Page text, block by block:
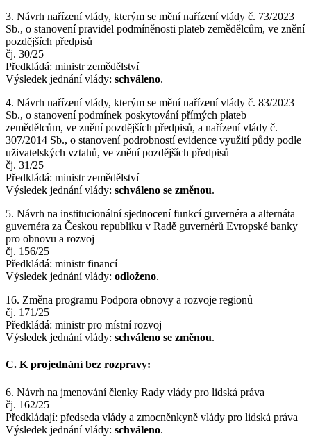
3. Návrh nařízení vlády, kterým se mění nařízení vlády č. 73/2023
Sb., o stanovení pravidel podmíněnosti plateb zemědělcům, ve znění
pozdějších předpisů
čj. 30/25
Předkládá: ministr zemědělství
Výsledek jednání vlády: schváleno.
4. Návrh nařízení vlády, kterým se mění nařízení vlády č. 83/2023
Sb., o stanovení podmínek poskytování přímých plateb
zemědělcům, ve znění pozdějších předpisů, a nařízení vlády č.
307/2014 Sb., o stanovení podrobností evidence využití půdy podle
uživatelských vztahů, ve znění pozdějších předpisů
čj. 31/25
Předkládá: ministr zemědělství
Výsledek jednání vlády: schváleno se změnou.
5. Návrh na institucionální sjednocení funkcí guvernéra a alternáta
guvernéra za Českou republiku v Radě guvernérů Evropské banky
pro obnovu a rozvoj
čj. 156/25
Předkládá: ministr financí
Výsledek jednání vlády: odloženo.
16. Změna programu Podpora obnovy a rozvoje regionů
čj. 171/25
Předkládá: ministr pro místní rozvoj
Výsledek jednání vlády: schváleno se změnou.
C. K projednání bez rozpravy:
6. Návrh na jmenování členky Rady vlády pro lidská práva
čj. 162/25
Předkládají: předseda vlády a zmocněnkyně vlády pro lidská práva
Výsledek jednání vlády: schváleno.